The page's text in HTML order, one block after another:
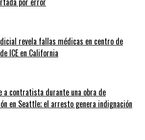
revela fallas médicas en centro de
ICE en California
a contratista durante una obra de
en Seattle; el arresto genera indignación